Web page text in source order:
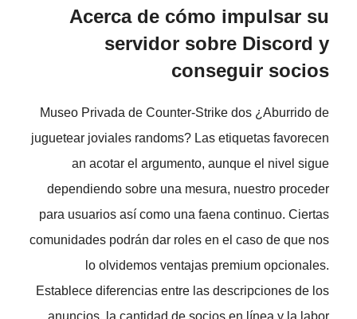
Acerca de cómo impulsar su
servidor sobre Discord y
conseguir socios
Museo Privada de Counter-Strike dos ¿Aburrido de
juguetear joviales randoms? Las etiquetas favorecen
an acotar el argumento, aunque el nivel sigue
dependiendo sobre una mesura, nuestro proceder
para usuarios así­ como una faena continuo. Ciertas
comunidades podrán dar roles en el caso de que nos
lo olvidemos ventajas premium opcionales.
Establece diferencias entre las descripciones de los
anuncios, la cantidad de socios en línea y la labor